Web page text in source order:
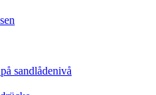
sandlådenivå